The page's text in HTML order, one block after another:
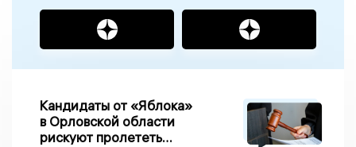
Кандидаты от «Яблока»
в Орловской области
рискуют пролететь